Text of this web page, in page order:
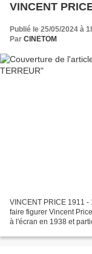
VINCENT
Publié le 25/05/2024 à
Par CINETOM
VINCENT PRICE 1911
faire figurer Vincent
à l'écran en 1938 et